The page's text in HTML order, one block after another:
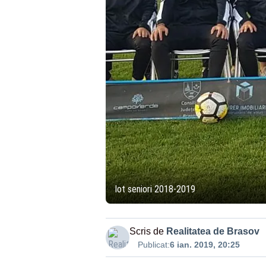
lot seniori 2018-2019
Scris de Realitatea de Brasov
Publicat:6 ian. 2019, 20:25